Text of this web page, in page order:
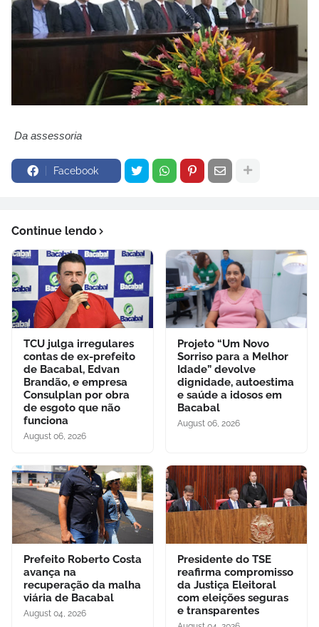
Da assessoria
Facebook
Continue lendo
TCU julga irregulares
contas de ex-prefeito
de Bacabal, Edvan
Brandão, e empresa
Consulplan por obra
de esgoto que não
funciona
August 06, 2026
Projeto “Um Novo
Sorriso para a Melhor
Idade” devolve
dignidade, autoestima
e saúde a idosos em
Bacabal
August 06, 2026
Prefeito Roberto Costa
avança na
recuperação da malha
viária de Bacabal
August 04, 2026
Presidente do TSE
reafirma compromisso
da Justiça Eleitoral
com eleições seguras
e transparentes